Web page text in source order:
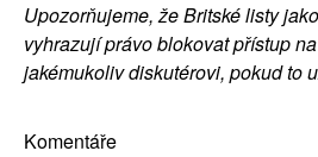
Upozorňujeme, že Britské listy
vyhrazují právo blokovat přístup
jakémukoliv diskutérovi, pokud to
Komentáře